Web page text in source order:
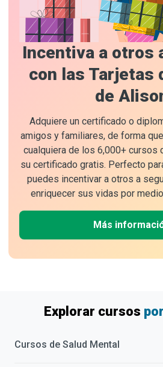
Incentiva a otros
con las Tarjetas
de
Adquiere un certificado o
amigos y familiares, de forma
cualquiera de los 6,000+ cursos
su certificado gratis. Perfecto
puedes incentivar a otros a
enriquecer sus vidas por
Más
Explorar cursos
Cursos de Salud Mental